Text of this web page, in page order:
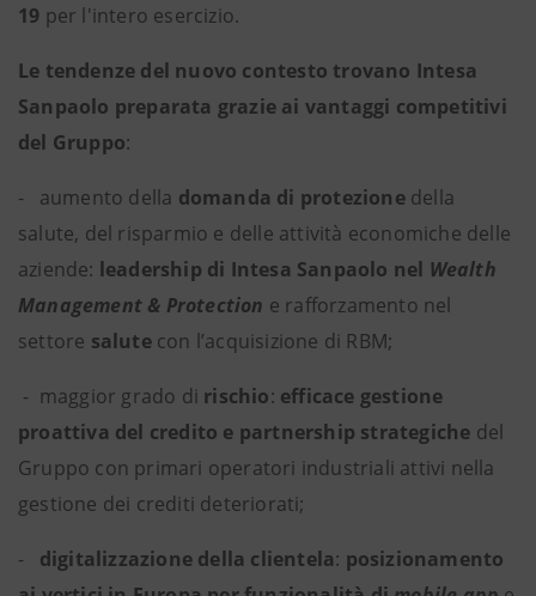
19 per l'intero esercizio.
Le tendenze del nuovo contesto trovano Intesa
Sanpaolo preparata grazie ai vantaggi competitivi
del Gruppo:
- aumento della domanda di protezionedella
salute, del risparmio e delle attività economiche delle
aziende: leadership di Intesa Sanpaolo nel Wealth
Management & Protection e rafforzamento nel
settore salute con l’acquisizione di RBM;
- maggior grado di rischio: efficace gestione
proattiva del credito e partnership strategiche del
Gruppo con primari operatori industriali attivi nella
gestione dei crediti deteriorati;
- digitalizzazione della clientela: posizionamento